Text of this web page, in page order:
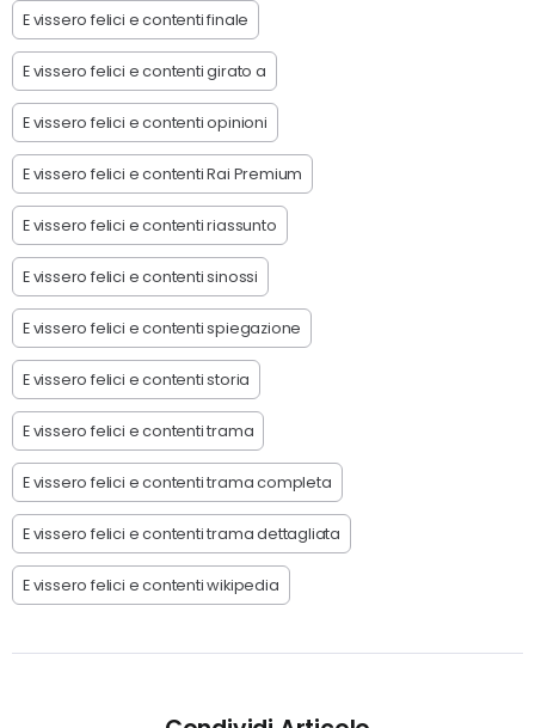
E vissero felici e contenti finale
E vissero felici e contenti girato a
E vissero felici e contenti opinioni
E vissero felici e contenti Rai Premium
E vissero felici e contenti riassunto
E vissero felici e contenti sinossi
E vissero felici e contenti spiegazione
E vissero felici e contenti storia
E vissero felici e contenti trama
E vissero felici e contenti trama completa
E vissero felici e contenti trama dettagliata
E vissero felici e contenti wikipedia